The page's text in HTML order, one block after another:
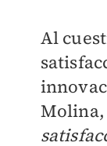
Al
Molina,